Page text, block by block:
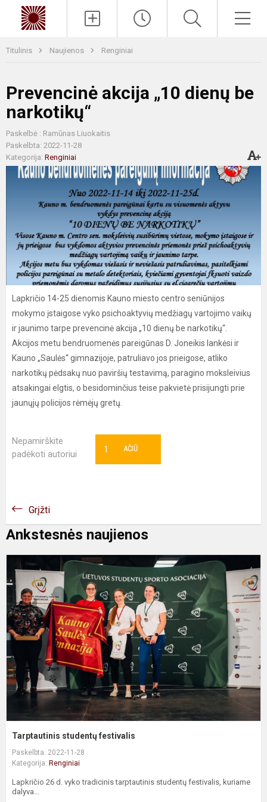
Titulinis Naujienos Renginiai
Prevencinė akcija „10 dienų be
narkotikų“
Paskelbė : Ramūnas Liuokaitis
Paskelbta: 2022-11-28
Kategorija: Renginiai
Lapkričio 14-25 dienomis Kauno miesto centro seniūnijos
mokymo įstaigose vyko psichoaktyvių medžiagų vartojimo vaikų
ir jaunimo tarpe prevencinė akcija „10 dienų be narkotikų“.
Akcijos metu bendruomenės pareigūnas D. Joneikis lankėsi ir
Kauno „Saulės“ gimnazijoje, patruliavo jos prieigose, atliko
narkotikų pėdsakų nuo paviršių testavimą, paragino moksleivius
atsakingai elgtis, o besidominčius teise pakvietė prisijungti prie
jaunųjų policijos rėmėjų gretų.
Nepamirškite
padėkoti autoriui
AČIŪ
1
Grįžti
Ankstesnės naujienos
Tarptautinis studentų festivalis
Paskelbta: 2022-11-28
Kategorija: Renginiai
Lapkričio 26 d. vyko tradicinis tarptautinis studentų festivalis, kuriame
dalyva...